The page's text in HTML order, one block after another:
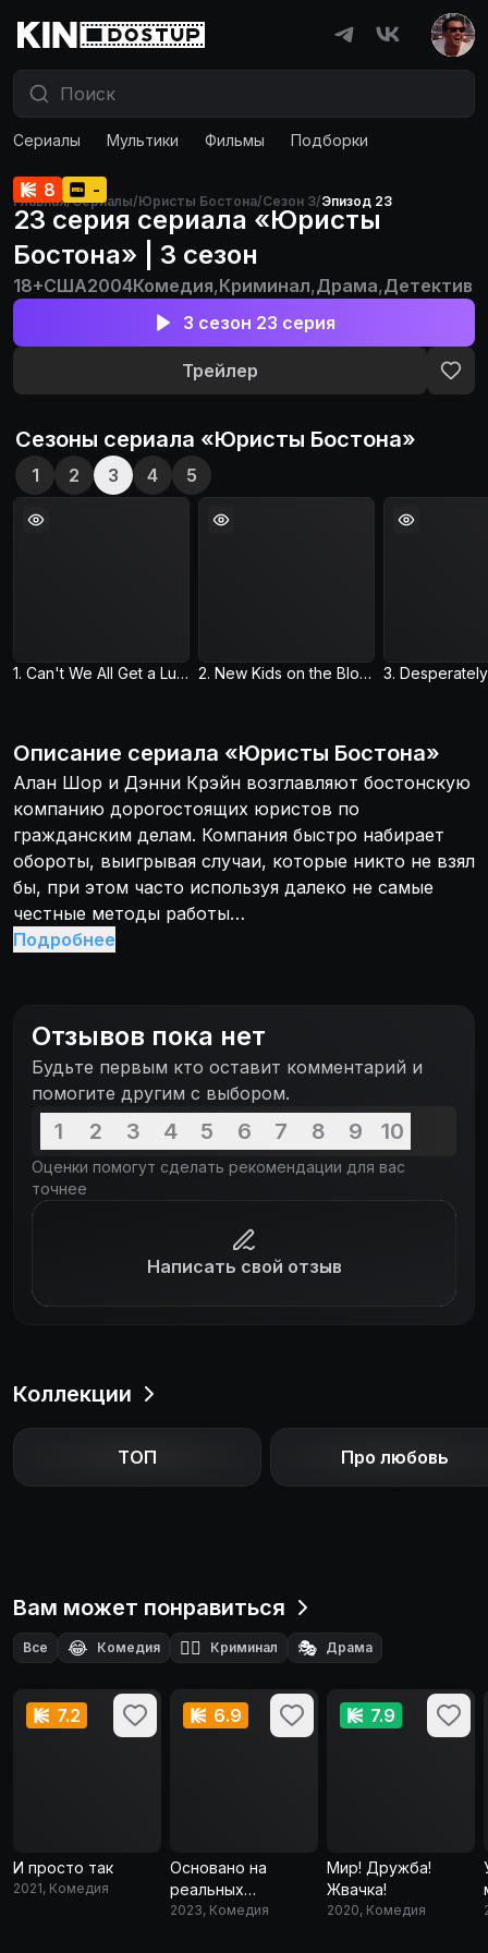
Сериалы Мультики Фильмы Подборки
Главная/Сериалы/Юристы Бостона/Сезон 3/Эпизод 23
8 -
23 серия сериала «Юристы
Бостона» | 3 сезон
18+США2004Комедия,Криминал,Драма,Детектив
3 сезон 23 серия
Трейлер
Сезоны сериала «Юристы Бостона»
1 2 3 4 5
1. Can't We All Get a Lung? 2. New Kids on the Block
Описание сериала «Юристы Бостона»
Алан Шор и Дэнни Крэйн возглавляют бостонскую
компанию дорогостоящих юристов по
гражданским делам. Компания быстро набирает
обороты, выигрывая случаи, которые никто не взял
бы, при этом часто используя далеко не самые
честные методы работы…
Подробнее
Отзывов пока нет
Будьте первым кто оставит комментарий и
помогите другим с выбором.
1 2 3 4 5 6 7 8 9 10
Оценки помогут сделать рекомендации для вас
точнее
Написать свой отзыв
Коллекции
ТОП Про любовь
Вам может понравиться
Все 😂 Комедия 🕵️‍♂️ Криминал 🎭 Драма
7.2
И просто так
2021, Комедия
6.9
Основано на
реальных
событиях
2023, Комедия
7.9
Мир! Дружба!
Жвачка!
2020, Комедия